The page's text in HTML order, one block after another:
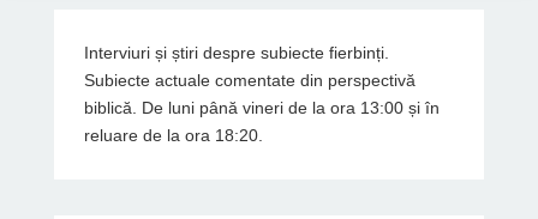
Interviuri și știri despre subiecte fierbinți.
Subiecte actuale comentate din perspectivă
biblică. De luni până vineri de la ora 13:00 și în
reluare de la ora 18:20.